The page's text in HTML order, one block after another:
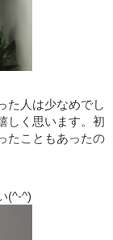
た人は少なめでし
しく思います。初
たこともあったの
(^-^)